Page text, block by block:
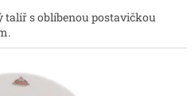
s oblíbenou postavičkou